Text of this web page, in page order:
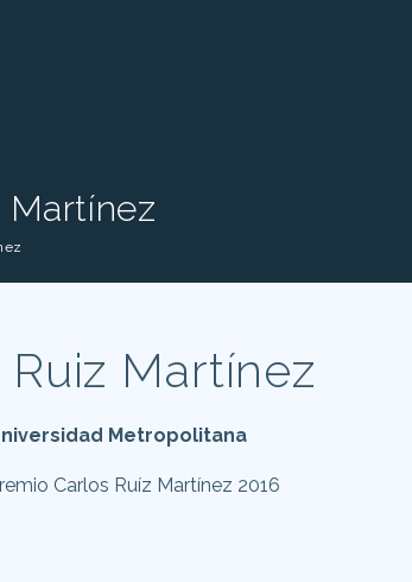
Martínez
Martínez
Metropolitana
Carlos Ruíz Martínez 2016